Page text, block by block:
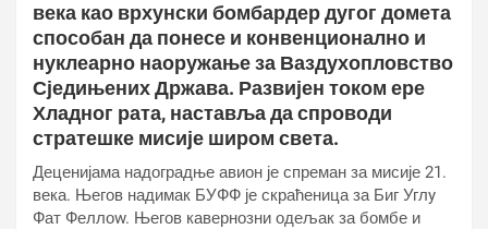
века као врхунски бомбардер дугог домета
способан да понесе и конвенционално и
нуклеарно наоружање за Ваздухопловство
Сједињених Држава. Развијен током ере
Хладног рата, наставља да спроводи
стратешке мисије широм света.
Деценијама надоградње авион је спреман за мисије 21.
века. Његов надимак БУФФ је скраћеница за Биг Углy
Фат Феллоw. Његов кавернозни одељак за бомбе и